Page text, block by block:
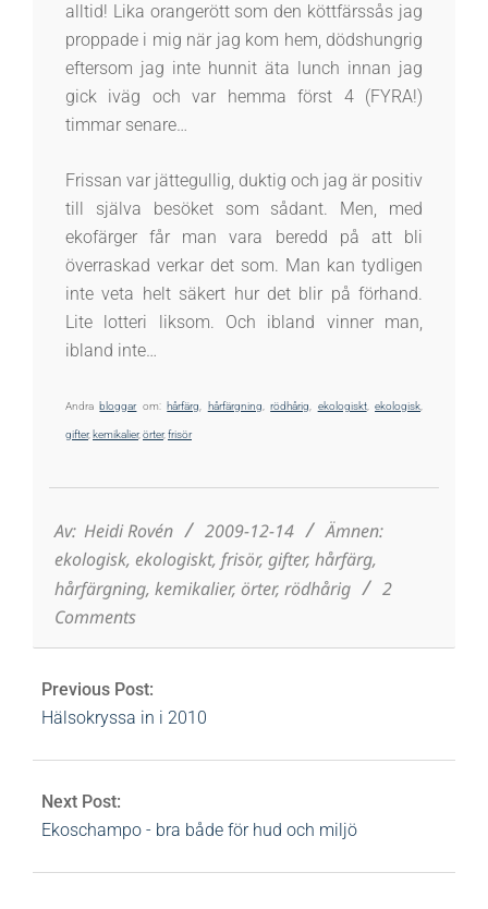
alltid! Lika orangerött som den köttfärssås jag
proppade i mig när jag kom hem, dödshungrig
eftersom jag inte hunnit äta lunch innan jag
gick iväg och var hemma först 4 (FYRA!)
timmar senare…
Frissan var jättegullig, duktig och jag är positiv
till själva besöket som sådant. Men, med
ekofärger får man vara beredd på att bli
överraskad verkar det som. Man kan tydligen
inte veta helt säkert hur det blir på förhand.
Lite lotteri liksom. Och ibland vinner man,
ibland inte…
Andrabloggarom:hårfärg, hårfärgning,rödhårig, ekologiskt,ekologisk,
gifter,kemikalier,örter,frisör
14
Av: Heidi Rovén 2009-12-14
Ämnen:
ekologisk, ekologiskt, frisör, gifter, hårfärg,
hårfärgning, kemikalier, örter, rödhårig
2
Comments
Previous Post:
Hälsokryssa in i 2010
Next Post:
Ekoschampo - bra både för hud och miljö